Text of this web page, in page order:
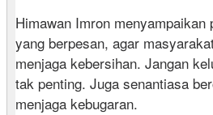
Himawan Imron menyampaikan
yang berpesan, agar
menjaga kebersihan. Jangan
tak penting. Juga senantiasa
menjaga kebugaran.